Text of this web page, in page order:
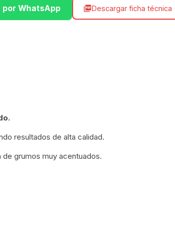
por WhatsApp picture_as_pdfDescargar ficha técnica
resultados de alta calidad.
de grumos muy acentuados.